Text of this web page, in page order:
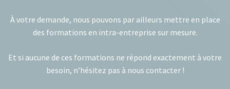
À votre demande, nous pouvons par ailleurs mettre en place
des formations en intra-entreprise sur mesure.
Et si aucune de ces formations ne répond exactement à votre
besoin, n’hésitez pas à nous contacter !